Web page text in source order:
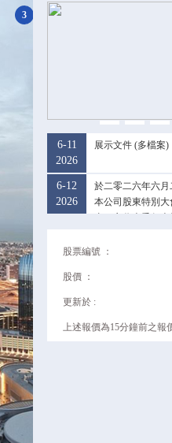
6-11
2026
展示文件 (多檔案)
6-12
2026
於二零二六年六月
本公司股東特別
股票編號 ：
股價 ：
更新於 :
上述報價為15分鐘前之報
3